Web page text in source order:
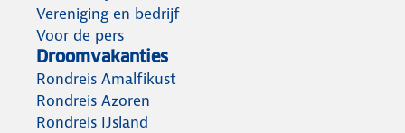
Vereniging en bedrijf
Voor de pers
Droomvakanties
Rondreis Amalfikust
Rondreis Azoren
Rondreis IJsland